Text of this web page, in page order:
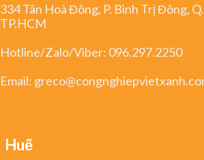
334 Tân Hoà Đông, P. Bình Trị Đông,
TP.HCM
Hotline/Zalo/Viber: 096.297.2250
Email:
Huế